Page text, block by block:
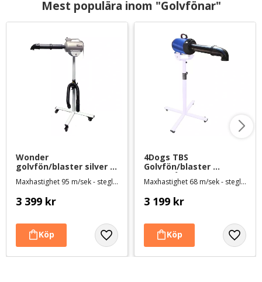
Mest populära inom "Golvfönar"
Wonder
golvfön/blaster silver -
Maxhastighet 95 m/sek - steglöst variabel hastighet och tillsatt värme
3 399 kr
4Dogs TBS
Golvfön/blaster
mörkblå - slang och rör
medföljer
Maxhastighet 68 m/sek - steglöst variabel hastighet och tillsatt värme
3 199 kr